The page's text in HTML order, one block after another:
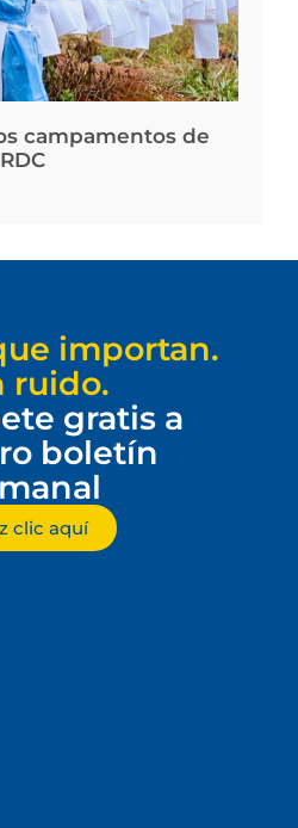
campamentos de
importan.
ruido.
gratis a
boletín
clic aquí